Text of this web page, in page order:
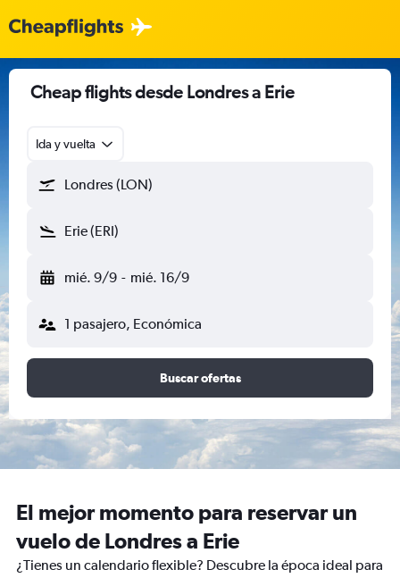
Cheap flights desde Londres a Erie
Ida y vuelta
Londres (LON)
Erie (ERI)
mié. 9/9 - mié. 16/9
1 pasajero, Económica
Buscar ofertas
El mejor momento para reservar un
vuelo de Londres a Erie
¿Tienes un calendario flexible? Descubre la época ideal para